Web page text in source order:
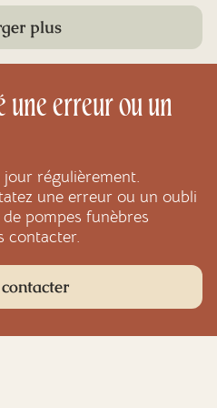
plus
une erreur ou un
régulièrement.
une erreur ou un oubli
pompes funèbres
contacter.